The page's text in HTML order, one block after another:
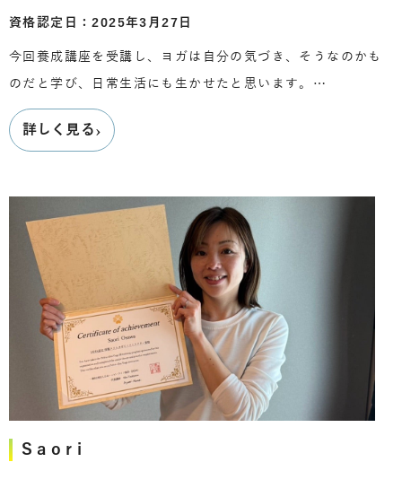
資格認定日：2025年3月27日
今回養成講座を受講し、ヨガは自分の気づき、そうなのかも
のだと学び、日常生活にも生かせたと思います。…
詳しく見る›
Saori